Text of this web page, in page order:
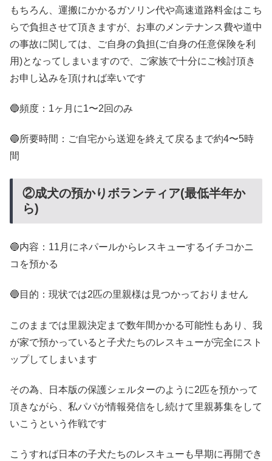
もちろん、運搬にかかるガソリン代や高速道路料金はこち
らで負担させて頂きますが、お車のメンテナンス費や道中
の事故に関しては、ご自身の負担(ご自身の任意保険を利
用)となってしまいますので、ご家族で十分にご検討頂き
お申し込みを頂ければ幸いです
🔵頻度：1ヶ月に1〜2回のみ
🔵所要時間：ご自宅から送迎を終えて戻るまで約4〜5時
間
②成犬の預かりボランティア(最低半年か
ら)
🔵内容：11月にネパールからレスキューするイチコかニ
コを預かる
🔵目的：現状では2匹の里親様は見つかっておりません
このままでは里親決定まで数年間かかる可能性もあり、我
が家で預かっていると子犬たちのレスキューが完全にスト
ップしてしまいます
その為、日本版の保護シェルターのように2匹を預かって
頂きながら、私パパが情報発信をし続けて里親募集をして
いこうという作戦です
こうすれば日本の子犬たちのレスキューも早期に再開でき